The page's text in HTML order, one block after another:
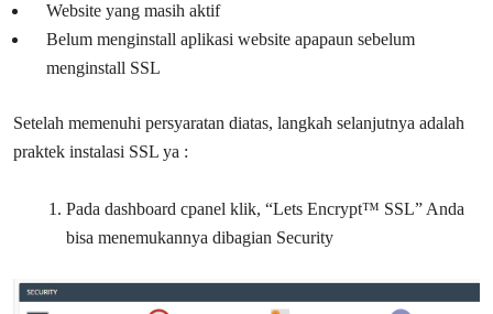
Website yang masih aktif
Belum menginstall aplikasi website apapaun sebelum
menginstall SSL
Setelah memenuhi persyaratan diatas, langkah selanjutnya adalah
praktek instalasi SSL ya :
Pada dashboard cpanel klik, “Lets Encrypt™ SSL” Anda
bisa menemukannya dibagian Security